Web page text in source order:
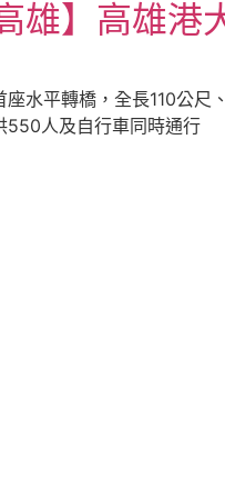
高雄】高雄
座水平轉橋，全長110公尺
550人及自行車同時通行